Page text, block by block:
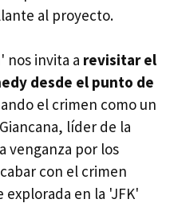
al proyecto.
nos invita a revisitar el
desde el punto de
el crimen como un
líder de la
venganza por los
con el crimen
explorada en la 'JFK'